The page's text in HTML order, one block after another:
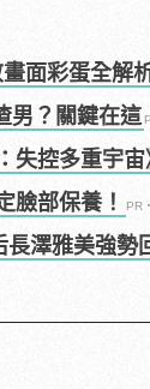
面彩蛋全
男？關鍵在這
失控多重宇
臉部保養！
PR
長澤雅美強勢